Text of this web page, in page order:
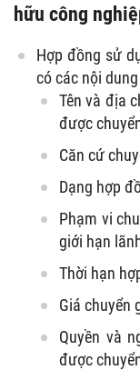
hữu công
Hợp đồng sử
có các nội
Tên và địa
được
Căn cứ
Dạng hợp
Phạm vi
giới hạn
Thời hạn
Giá chuyển
Quyền và
được